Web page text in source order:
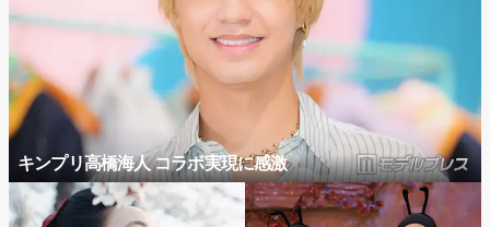
キンプリ高橋海人 コラボ実現に感激